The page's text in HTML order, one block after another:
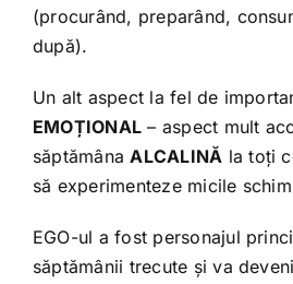
(procurând, preparând,
după).
Un alt aspect la fel de
EMOȚIONAL – aspect mult
săptămânaALCALINĂ la toți
să experimenteze micile
EGO-ul a fost personajul
săptămânii trecute și va